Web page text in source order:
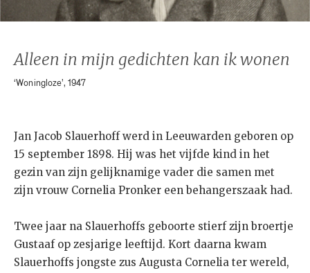
Alleen in mijn gedichten kan ik wonen
‘Woningloze’, 1947
Jan Jacob Slauerhoff werd in Leeuwarden geboren op
15 september 1898. Hij was het vijfde kind in het
gezin van zijn gelijknamige vader die samen met
zijn vrouw Cornelia Pronker een behangerszaak had.
Twee jaar na Slauerhoffs geboorte stierf zijn broertje
Gustaaf op zesjarige leeftijd. Kort daarna kwam
Slauerhoffs jongste zus Augusta Cornelia ter wereld,